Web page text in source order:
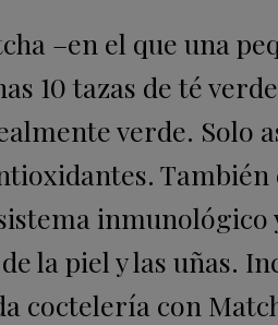
–en el que una
10 tazas de té
verde. Solo
inmunológico
la piel y las uñas.
coctelería con